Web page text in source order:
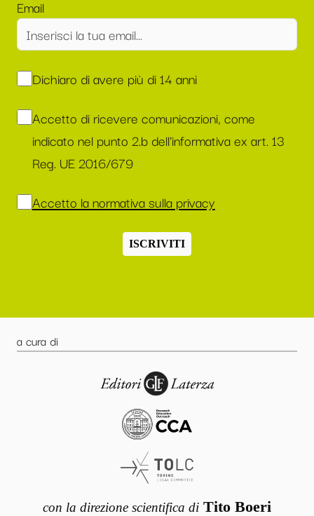
Email
Dichiaro di avere più di 14 anni
Accetto di ricevere comunicazioni, come
indicato nel punto 2.b dell'informativa ex art. 13
Reg. UE 2016/679
Accetto la normativa sulla privacy
ISCRIVITI
a cura di
con la direzione scientifica di Tito Boeri